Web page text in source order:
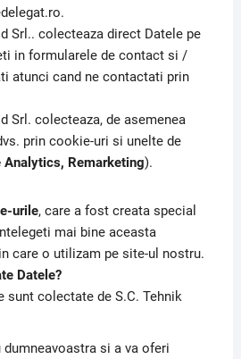
Srl.. colecteaza direct Datele pe
in formularele de contact si /
atunci cand ne contactati prin
Srl. colecteaza, de asemenea
prin cookie-uri si unelte de
Analytics, Remarketing).
urile, care a fost creata special
mai bine aceasta
care o utilizam pe site-ul nostru.
Datele?
sunt colectate de S.C. Tehnik
dumneavoastra si a va oferi